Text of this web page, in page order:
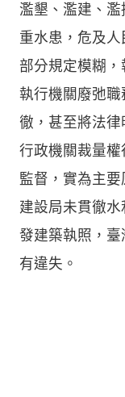
濫墾、濫建、
重水患，危及
部分規定模糊
執行機關廢弛
徹，甚至將法
行政機關裁量
監督，實為主
建設局未貫徹
發建築執照，
有違失。